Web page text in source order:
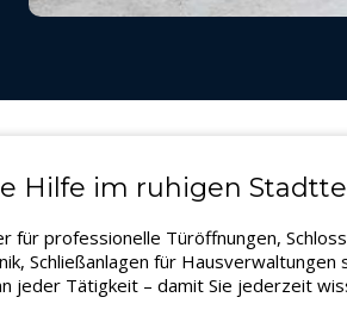
Hilfe im ruhigen
professionelle Türöffnungen,
Schließanlagen für
Tätigkeit – damit Sie jederzeit